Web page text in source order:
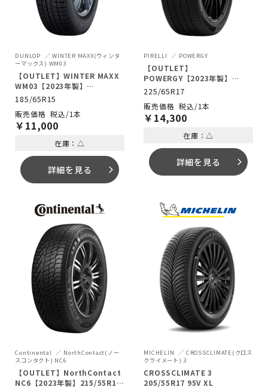
DUNLOP
WINTER MAXX(ウィンタ
ーマックス) WM03
【OUTLET】WINTER MAXX
WM03【2023年製】
185/65R15 88Q
185/65R15
税込/1本
￥ 11,000
在庫：△
詳細を見る arrow_forward_ios
PIRELLI POWERGY
【OUTLET】
POWERGY【2023年製】
225/65R17 102H
225/65R17
税込/1本
￥ 14,300
在庫：△
詳細を見る arrow_forward_ios
Continental
NorthContact(ノー
スコンタクト) NC6
【OUTLET】NorthContact
NC6【2023年製】215/55R17
MICHELIN
CROSSCLIMATE(クロス
クライメート) 3
CROSSCLIMATE 3
205/55R17 95V XL